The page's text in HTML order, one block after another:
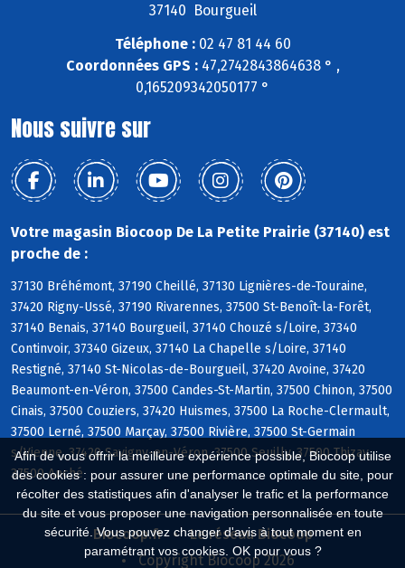
Afin de vous offrir la meilleure expérience possible, Biocoop utilise
des cookies : pour assurer une performance optimale du site, pour
récolter des statistiques afin d'analyser le trafic et la performance
du site et vous proposer une navigation personnalisée en toute
sécurité. Vous pouvez changer d'avis à tout moment en
paramétrant vos cookies. OK pour vous ?
37140 Bourgueil
Téléphone :02 47 81 44 60
Coordonnées GPS :47,2742843864638 ° ,
0,165209342050177 °
Nous suivre sur
Votre magasin Biocoop De La Petite Prairie (37140) est
proche de :
37130 Bréhémont, 37190 Cheillé, 37130 Lignières-de-Touraine,
37420 Rigny-Ussé, 37190 Rivarennes, 37500 St-Benoît-la-Forêt,
37140 Benais, 37140 Bourgueil, 37140 Chouzé s/Loire, 37340
Continvoir, 37340 Gizeux, 37140 La Chapelle s/Loire, 37140
Restigné, 37140 St-Nicolas-de-Bourgueil, 37420 Avoine, 37420
Beaumont-en-Véron, 37500 Candes-St-Martin, 37500 Chinon, 37500
Cinais, 37500 Couziers, 37420 Huismes, 37500 La Roche-Clermault,
37500 Lerné, 37500 Marçay, 37500 Rivière, 37500 St-Germain
s/Vienne, 37420 Savigny-en-Véron, 37500 Seuilly, 37500 Thizay,
37500 Anché
Biocoop.fr
Le réseau Biocoop
Copyright Biocoop 2026